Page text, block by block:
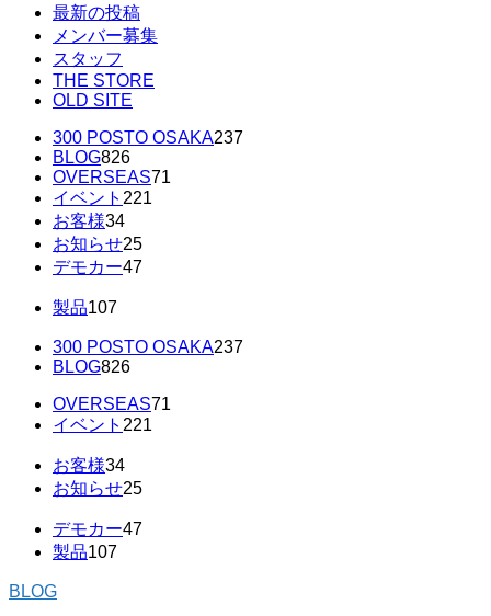
最新の投稿
メンバー募集
スタッフ
THE STORE
OLD SITE
300 POSTO OSAKA237
BLOG826
OVERSEAS71
イベント 221
お客様34
お知らせ25
デモカー47
製品107
300 POSTO OSAKA237
BLOG826
OVERSEAS71
イベント 221
お客様34
お知らせ25
デモカー47
製品107
BLOG